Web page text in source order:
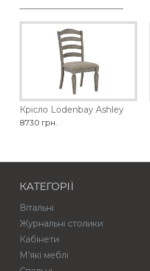
Крісло Lodenbay Ashley
8730 грн.
56790 грн.
КАТЕГОРІЇ
Вітальні
Журнальні столики
Кабінети
М'які меблі